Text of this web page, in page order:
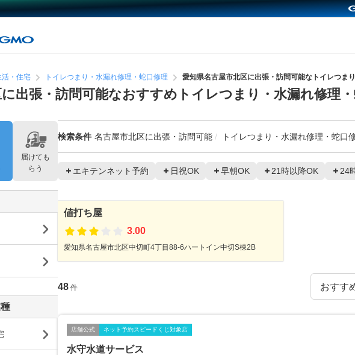
活・住宅 トイレつまり・水漏れ修理・蛇口修理 愛知県名古屋市北区に出張・訪問可能なトイレつま
出張・訪問可能なおすすめトイレつまり・水漏れ修理
検索条件 名古屋市北区に出張・訪問可能 トイレつまり・水漏れ修理・蛇口
エキテンネット予約 日祝OK 早朝OK 21時以降OK 24
値打ち屋
3.00
愛知県名古屋市北区中切町4丁目88-6ハートイン中切S棟2B
48 件
店舗公式 ネット予約スピードくじ対象店
水守水道サービス
届けても
らう